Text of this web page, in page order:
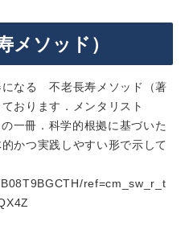
メソッド）
になる 不老長寿メソッド（著
おります．
メンタリスト
一冊． 科学的根拠に基づいた
かつ実践しやすい形で示して
ref=cm_sw_r_t